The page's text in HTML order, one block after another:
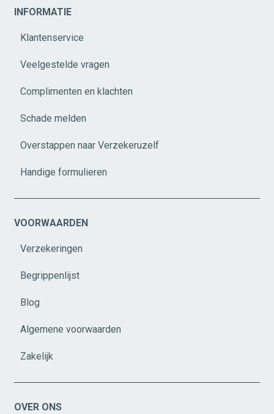
INFORMATIE
Klantenservice
Veelgestelde vragen
Complimenten en klachten
Schade melden
Overstappen naar Verzekeruzelf
Handige formulieren
VOORWAARDEN
Verzekeringen
Begrippenlijst
Blog
Algemene voorwaarden
Zakelijk
OVER ONS